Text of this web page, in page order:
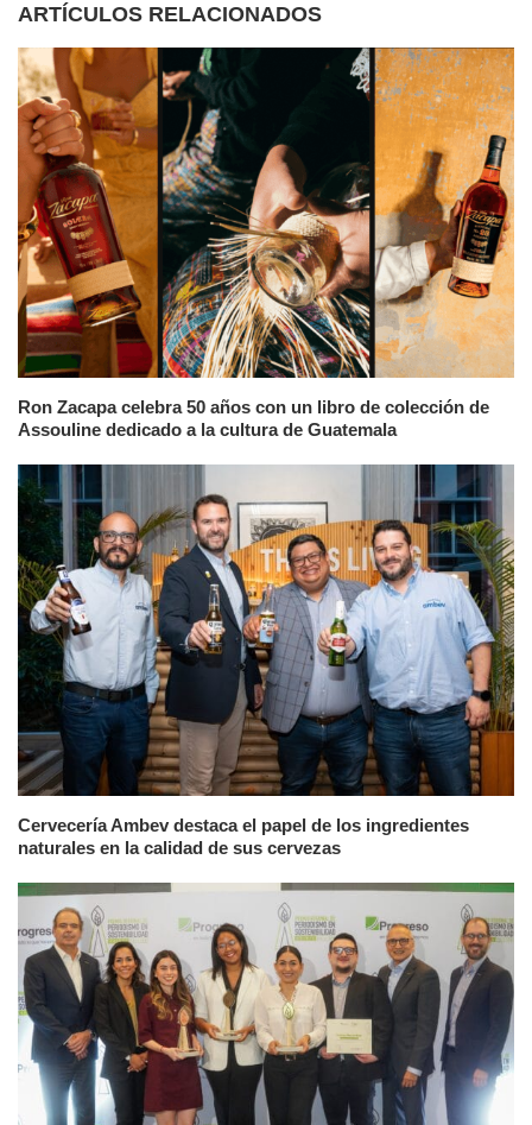
ARTÍCULOS RELACIONADOS
Ron Zacapa celebra 50 años con un libro de colección de
Assouline dedicado a la cultura de Guatemala
Cervecería Ambev destaca el papel de los ingredientes
naturales en la calidad de sus cervezas